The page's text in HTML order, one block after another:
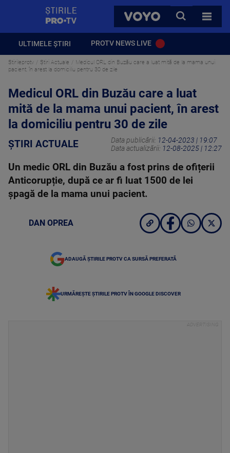
VOYO
CAUTA
TOATE
ULTIMELE ȘTIRI PROTV NEWS LIVE
Stirileprotv Știri Actuale
Medicul ORL din Buzău care a luat mită de la mama unui
pacient, în arest la domiciliu pentru 30 de zile
Medicul ORL din Buzău care a luat
mită de la mama unui pacient, în arest
la domiciliu pentru 30 de zile
ȘTIRI ACTUALE Data publicării: 12-04-2023 | 19:07
Data actualizării: 12-08-2025 | 12:27
Un medic ORL din Buzău a fost prins de ofițerii
Anticorupție, după ce ar fi luat 1500 de lei
șpagă de la mama unui pacient.
DAN OPREA
ADAUGĂ ȘTIRILE PROTV CA SURSĂ PREFERATĂ
URMĂREȘTE ȘTIRILE PROTV ÎN GOOGLE DISCOVER